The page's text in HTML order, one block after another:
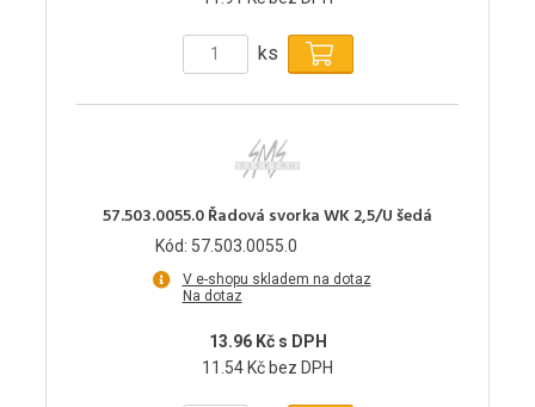
ks
57.503.0055.0 Řadová svorka WK 2,5/U šedá
Kód: 57.503.0055.0
V e-shopu skladem na dotaz
Na dotaz
13.96 Kč s DPH
11.54 Kč bez DPH